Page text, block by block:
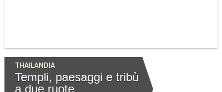
THAILANDIA
Templi, paesaggi e tribù
a due ruote